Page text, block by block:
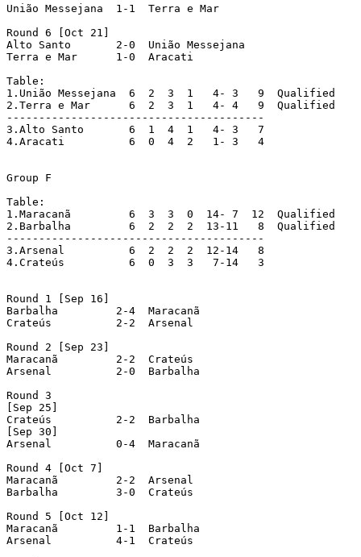
União Messejana	 1-1  Terra e Mar
Round 6 [Oct 21]
Alto Santo	 2-0  União Messejana
Terra e Mar	 1-0  Aracati
Table:
1.União Messejana  6  2  3  1   4- 3   9  Qualified
2.Terra e Mar	   6  2  3  1   4- 4   9  Qualified
----------------------------------------
3.Alto Santo 	   6  1  4  1   4- 3   7
4.Aracati  	   6  0  4  2   1- 3   4
Group F
Table:
1.Maracanã 	   6  3  3  0  14- 7  12  Qualified
2.Barbalha	   6  2  2  2  13-11   8  Qualified
----------------------------------------
3.Arsenal	   6  2  2  2  12-14   8
4.Crateús	   6  0  3  3   7-14   3
Round 1 [Sep 16]
Barbalha	 2-4  Maracanã
Crateús		 2-2  Arsenal
Round 2 [Sep 23]
Maracanã	 2-2  Crateús
Arsenal		 2-0  Barbalha
Round 3
[Sep 25]
Crateús		 2-2  Barbalha
[Sep 30]
Arsenal		 0-4  Maracanã
Round 4 [Oct 7]
Maracanã	 2-2  Arsenal
Barbalha	 3-0  Crateús
Round 5 [Oct 12]
Maracanã	 1-1  Barbalha
Arsenal		 4-1  Crateús